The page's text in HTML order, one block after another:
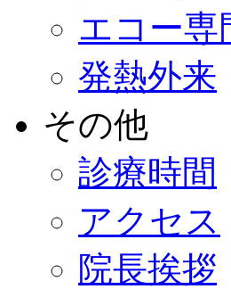
エコー専
発熱外来
その他
診療時間
アクセス
院長挨拶